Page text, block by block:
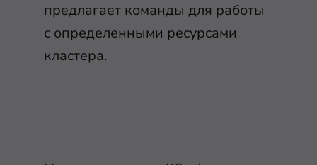
предлагает команды для работы
с определенными ресурсами
кластера.